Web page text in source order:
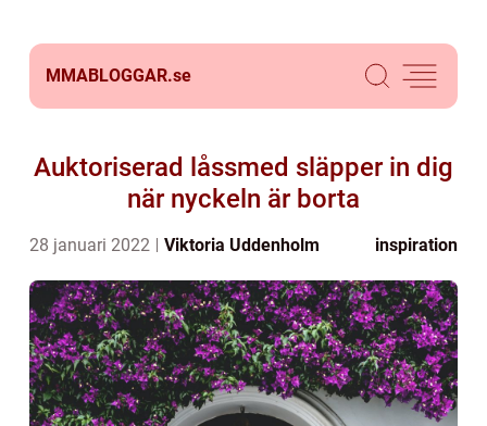
MMABLOGGAR.se
Auktoriserad låssmed släpper in dig
när nyckeln är borta
28 januari 2022 Viktoria Uddenholm inspiration